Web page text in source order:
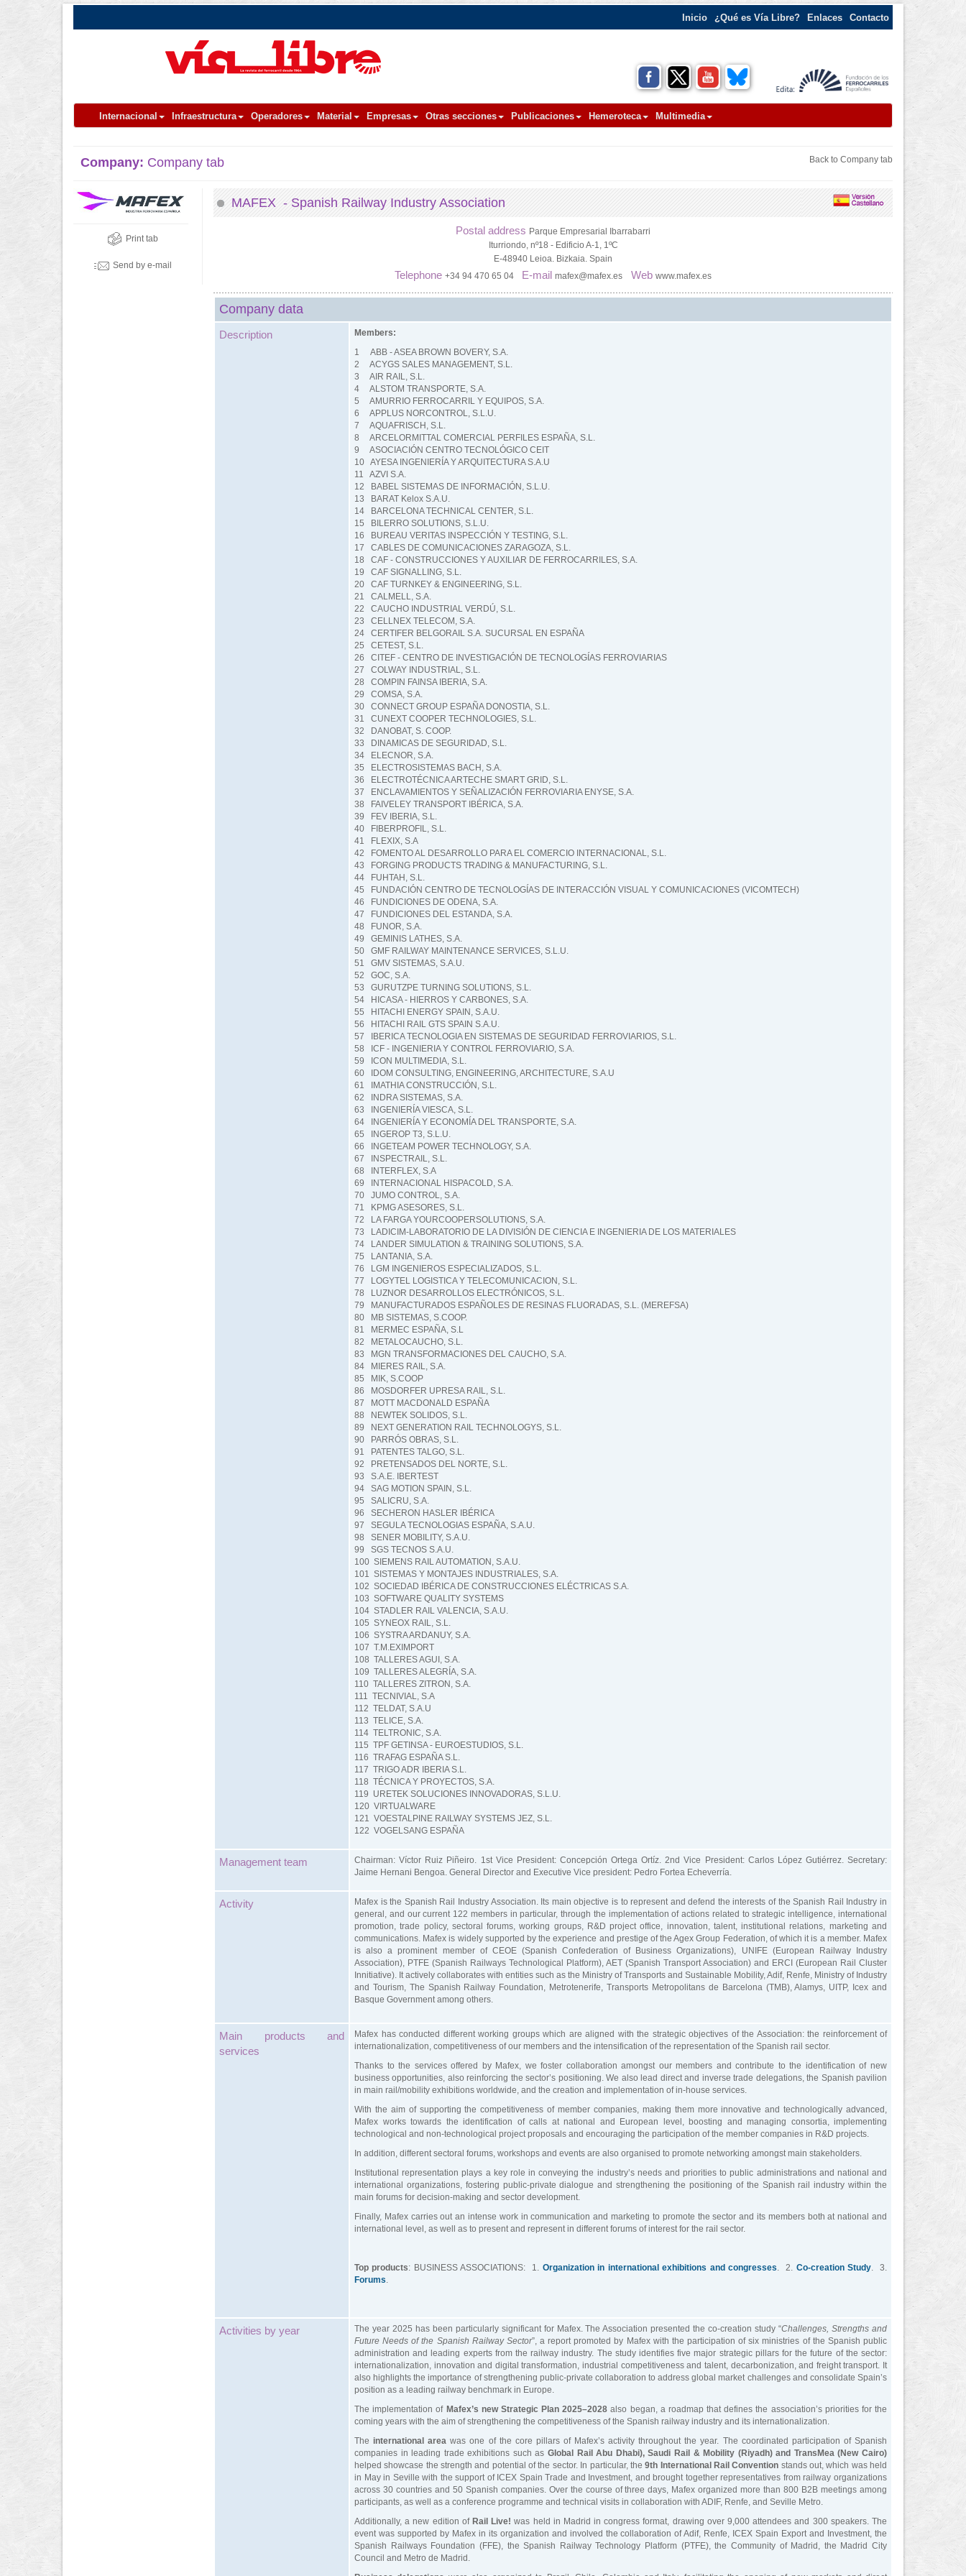
Inicio ¿Qué es Vía Libre? Enlaces Contacto
Internacional Infraestructura Operadores Material Empresas Otras secciones Publicaciones Hemeroteca Multimedia
Company: Company tab Back to Company tab
Print tab
Send by e-mail
MAFEX - Spanish Railway Industry Association
Postal address Parque Empresarial Ibarrabarri
Iturriondo, nº18 - Edificio A-1, 1ºC
E-48940 Leioa. Bizkaia. Spain
Telephone +34 94 470 65 04 E-mail mafex@mafex.es Web www.mafex.es
Company data
Description
Members:
1 ABB - ASEA BROWN BOVERY, S.A.
2 ACYGS SALES MANAGEMENT, S.L.
3 AIR RAIL, S.L.
4 ALSTOM TRANSPORTE, S.A.
5 AMURRIO FERROCARRIL Y EQUIPOS, S.A.
6 APPLUS NORCONTROL, S.L.U.
7 AQUAFRISCH, S.L.
8 ARCELORMITTAL COMERCIAL PERFILES ESPAÑA, S.L.
9 ASOCIACIÓN CENTRO TECNOLÓGICO CEIT
10 AYESA INGENIERÍA Y ARQUITECTURA S.A.U
11 AZVI S.A.
12 BABEL SISTEMAS DE INFORMACIÓN, S.L.U.
13 BARAT Kelox S.A.U.
14 BARCELONA TECHNICAL CENTER, S.L.
15 BILERRO SOLUTIONS, S.L.U.
16 BUREAU VERITAS INSPECCIÓN Y TESTING, S.L.
17 CABLES DE COMUNICACIONES ZARAGOZA, S.L.
18 CAF - CONSTRUCCIONES Y AUXILIAR DE FERROCARRILES, S.A.
19 CAF SIGNALLING, S.L.
20 CAF TURNKEY & ENGINEERING, S.L.
21 CALMELL, S.A.
22 CAUCHO INDUSTRIAL VERDÚ, S.L.
23 CELLNEX TELECOM, S.A.
24 CERTIFER BELGORAIL S.A. SUCURSAL EN ESPAÑA
25 CETEST, S.L.
26 CITEF - CENTRO DE INVESTIGACIÓN DE TECNOLOGÍAS FERROVIARIAS
27 COLWAY INDUSTRIAL, S.L.
28 COMPIN FAINSA IBERIA, S.A.
29 COMSA, S.A.
30 CONNECT GROUP ESPAÑA DONOSTIA, S.L.
31 CUNEXT COOPER TECHNOLOGIES, S.L.
32 DANOBAT, S. COOP.
33 DINAMICAS DE SEGURIDAD, S.L.
34 ELECNOR, S.A.
35 ELECTROSISTEMAS BACH, S.A.
36 ELECTROTÉCNICA ARTECHE SMART GRID, S.L.
37 ENCLAVAMIENTOS Y SEÑALIZACIÓN FERROVIARIA ENYSE, S.A.
38 FAIVELEY TRANSPORT IBÉRICA, S.A.
39 FEV IBERIA, S.L.
40 FIBERPROFIL, S.L.
41 FLEXIX, S.A
42 FOMENTO AL DESARROLLO PARA EL COMERCIO INTERNACIONAL, S.L.
43 FORGING PRODUCTS TRADING & MANUFACTURING, S.L.
44 FUHTAH, S.L.
45 FUNDACIÓN CENTRO DE TECNOLOGÍAS DE INTERACCIÓN VISUAL Y COMUNICACIONES (VICOMTECH)
46 FUNDICIONES DE ODENA, S.A.
47 FUNDICIONES DEL ESTANDA, S.A.
48 FUNOR, S.A.
49 GEMINIS LATHES, S.A.
50 GMF RAILWAY MAINTENANCE SERVICES, S.L.U.
51 GMV SISTEMAS, S.A.U.
52 GOC, S.A.
53 GURUTZPE TURNING SOLUTIONS, S.L.
54 HICASA - HIERROS Y CARBONES, S.A.
55 HITACHI ENERGY SPAIN, S.A.U.
56 HITACHI RAIL GTS SPAIN S.A.U.
57 IBERICA TECNOLOGIA EN SISTEMAS DE SEGURIDAD FERROVIARIOS, S.L.
58 ICF - INGENIERIA Y CONTROL FERROVIARIO, S.A.
59 ICON MULTIMEDIA, S.L.
60 IDOM CONSULTING, ENGINEERING, ARCHITECTURE, S.A.U
61 IMATHIA CONSTRUCCIÓN, S.L.
62 INDRA SISTEMAS, S.A.
63 INGENIERÍA VIESCA, S.L.
64 INGENIERÍA Y ECONOMÍA DEL TRANSPORTE, S.A.
65 INGEROP T3, S.L.U.
66 INGETEAM POWER TECHNOLOGY, S.A.
67 INSPECTRAIL, S.L.
68 INTERFLEX, S.A
69 INTERNACIONAL HISPACOLD, S.A.
70 JUMO CONTROL, S.A.
71 KPMG ASESORES, S.L.
72 LA FARGA YOURCOOPERSOLUTIONS, S.A.
73 LADICIM-LABORATORIO DE LA DIVISIÓN DE CIENCIA E INGENIERIA DE LOS MATERIALES
74 LANDER SIMULATION & TRAINING SOLUTIONS, S.A.
75 LANTANIA, S.A.
76 LGM INGENIEROS ESPECIALIZADOS, S.L.
77 LOGYTEL LOGISTICA Y TELECOMUNICACION, S.L.
78 LUZNOR DESARROLLOS ELECTRÓNICOS, S.L.
79 MANUFACTURADOS ESPAÑOLES DE RESINAS FLUORADAS, S.L. (MEREFSA)
80 MB SISTEMAS, S.COOP.
81 MERMEC ESPAÑA, S.L
82 METALOCAUCHO, S.L.
83 MGN TRANSFORMACIONES DEL CAUCHO, S.A.
84 MIERES RAIL, S.A.
85 MIK, S.COOP
86 MOSDORFER UPRESA RAIL, S.L.
87 MOTT MACDONALD ESPAÑA
88 NEWTEK SOLIDOS, S.L.
89 NEXT GENERATION RAIL TECHNOLOGYS, S.L.
90 PARRÓS OBRAS, S.L.
91 PATENTES TALGO, S.L.
92 PRETENSADOS DEL NORTE, S.L.
93 S.A.E. IBERTEST
94 SAG MOTION SPAIN, S.L.
95 SALICRU, S.A.
96 SECHERON HASLER IBÉRICA
97 SEGULA TECNOLOGIAS ESPAÑA, S.A.U.
98 SENER MOBILITY, S.A.U.
99 SGS TECNOS S.A.U.
100 SIEMENS RAIL AUTOMATION, S.A.U.
101 SISTEMAS Y MONTAJES INDUSTRIALES, S.A.
102 SOCIEDAD IBÉRICA DE CONSTRUCCIONES ELÉCTRICAS S.A.
103 SOFTWARE QUALITY SYSTEMS
104 STADLER RAIL VALENCIA, S.A.U.
105 SYNEOX RAIL, S.L.
106 SYSTRA ARDANUY, S.A.
107 T.M.EXIMPORT
108 TALLERES AGUI, S.A.
109 TALLERES ALEGRÍA, S.A.
110 TALLERES ZITRON, S.A.
111 TECNIVIAL, S.A
112 TELDAT, S.A.U
113 TELICE, S.A.
114 TELTRONIC, S.A.
115 TPF GETINSA - EUROESTUDIOS, S.L.
116 TRAFAG ESPAÑA S.L.
117 TRIGO ADR IBERIA S.L.
118 TÉCNICA Y PROYECTOS, S.A.
119 URETEK SOLUCIONES INNOVADORAS, S.L.U.
120 VIRTUALWARE
121 VOESTALPINE RAILWAY SYSTEMS JEZ, S.L.
122 VOGELSANG ESPAÑA
Management team
Chairman: Víctor Ruiz Piñeiro. 1st Vice President: Concepción Ortega Ortíz. 2nd Vice President: Carlos López Gutiérrez. Secretary:
Jaime Hernani Bengoa. General Director and Executive Vice president: Pedro Fortea Echeverría.
Activity
Mafex is the Spanish Rail Industry Association. Its main objective is to represent and defend the interests of the Spanish Rail Industry in
general, and our current 122 members in particular, through the implementation of actions related to strategic intelligence, international
promotion, trade policy, sectoral forums, working groups, R&D project office, innovation, talent, institutional relations, marketing and
communications. Mafex is widely supported by the experience and prestige of the Agex Group Federation, of which it is a member. Mafex
is also a prominent member of CEOE (Spanish Confederation of Business Organizations), UNIFE (European Railway Industry
Association), PTFE (Spanish Railways Technological Platform), AET (Spanish Transport Association) and ERCI (European Rail Cluster
Innitiative). It actively collaborates with entities such as the Ministry of Transports and Sustainable Mobility, Adif, Renfe, Ministry of Industry
and Tourism, The Spanish Railway Foundation, Metrotenerife, Transports Metropolitans de Barcelona (TMB), Alamys, UITP, Icex and
Basque Government among others.
Main products and
services
Mafex has conducted different working groups which are aligned with the strategic objectives of the Association: the reinforcement of
internationalization, competitiveness of our members and the intensification of the representation of the Spanish rail sector.
Thanks to the services offered by Mafex, we foster collaboration amongst our members and contribute to the identification of new
business opportunities, also reinforcing the sector’s positioning. We also lead direct and inverse trade delegations, the Spanish pavilion
in main rail/mobility exhibitions worldwide, and the creation and implementation of in-house services.
With the aim of supporting the competitiveness of member companies, making them more innovative and technologically advanced,
Mafex works towards the identification of calls at national and European level, boosting and managing consortia, implementing
technological and non-technological project proposals and encouraging the participation of the member companies in R&D projects.
In addition, different sectoral forums, workshops and events are also organised to promote networking amongst main stakeholders.
Institutional representation plays a key role in conveying the industry’s needs and priorities to public administrations and national and
international organizations, fostering public-private dialogue and strengthening the positioning of the Spanish rail industry within the
main forums for decision-making and sector development.
Finally, Mafex carries out an intense work in communication and marketing to promote the sector and its members both at national and
international level, as well as to present and represent in different forums of interest for the rail sector.
Top products: BUSINESS ASSOCIATIONS: 1. Organization in international exhibitions and congresses. 2. Co-creation Study. 3.
Forums.
Activities by year The year 2025 has been particularly significant for Mafex. The Association presented the co-creation study “Challenges, Strengths and
Future Needs of the Spanish Railway Sector”, a report promoted by Mafex with the participation of six ministries of the Spanish public
administration and leading experts from the railway industry. The study identifies five major strategic pillars for the future of the sector:
internationalization, innovation and digital transformation, industrial competitiveness and talent, decarbonization, and freight transport. It
also highlights the importance of strengthening public-private collaboration to address global market challenges and consolidate Spain’s
position as a leading railway benchmark in Europe.
The implementation of Mafex’s new Strategic Plan 2025–2028 also began, a roadmap that defines the association’s priorities for the
coming years with the aim of strengthening the competitiveness of the Spanish railway industry and its internationalization.
The international area was one of the core pillars of Mafex’s activity throughout the year. The coordinated participation of Spanish
companies in leading trade exhibitions such asGlobal Rail Abu Dhabi), Saudi Rail & Mobility (Riyadh) and TransMea (New Cairo)
helped showcase the strength and potential of the sector. In particular, the9th International Rail Convention stands out, which was held
in May in Seville with the support of ICEX Spain Trade and Investment, and brought together representatives from railway organizations
across 30 countries and 50 Spanish companies. Over the course of three days, Mafex organized more than 800 B2B meetings among
participants, as well as a conference programme and technical visits in collaboration with ADIF, Renfe, and Seville Metro.
Additionally, a new edition of Rail Live! was held in Madrid in congress format, drawing over 9,000 attendees and 300 speakers. The
event was supported by Mafex in its organization and involved the collaboration of Adif, Renfe, ICEX Spain Export and Investment, the
Spanish Railways Foundation (FFE), the Spanish Railway Technology Platform (PTFE), the Community of Madrid, the Madrid City
Council and Metro de Madrid.